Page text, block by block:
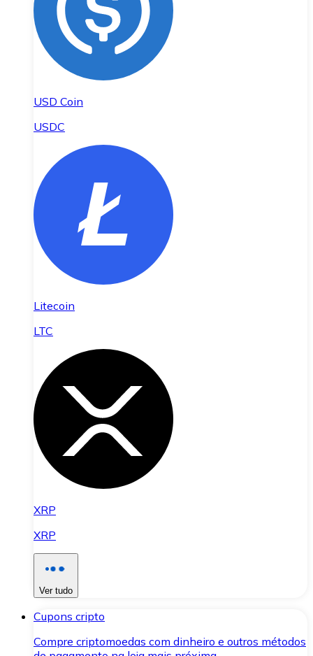
USD Coin
USDC
Litecoin
LTC
XRP
XRP
Ver tudo
Cupons cripto
Compre criptomoedas com dinheiro e outros métodos